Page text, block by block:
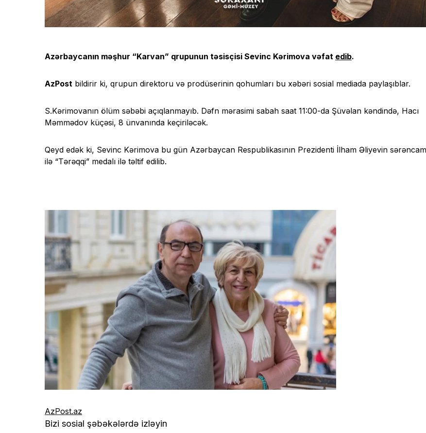
Azərbaycanın məşhur “Karvan” qrupunun təsisçisi Sevinc Kərimova vəfat edib.
AzPost bildirir ki, qrupun direktoru və prodüserinin qohumları bu xəbəri sosial mediada paylaşıblar.
S.Kərimovanın ölüm səbəbi açıqlanmayıb. Dəfn mərasimi sabah saat 11:00-da Şüvəlan kəndində, Hacı
Məmmədov küçəsi, 8 ünvanında keçiriləcək.
Qeyd edək ki, Sevinc Kərimova bu gün Azərbaycan Respublikasının Prezidenti İlham Əliyevin
ilə “Tərəqqi” medalı ilə təltif edilib.
AzPost.az
Bizi sosial şəbəkələrdə izləyin